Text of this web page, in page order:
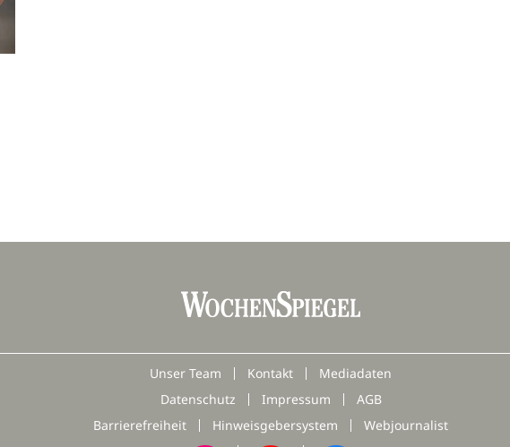
Unser Team Kontakt
Mediadaten
Datenschutz
Impressum
AGB
Barrierefreiheit
Hinweisgebersystem Webjournalist